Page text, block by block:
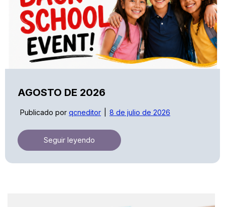
AGOSTO DE 2026
Publicado por qcneditor 8 de julio de 2026
Seguir leyendo